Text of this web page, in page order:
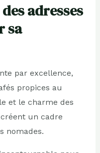
adresses
sa
par excellence,
propices au
et le charme des
un cadre
nomades.